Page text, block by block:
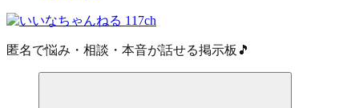
匿名で悩み・相談・本音が話せる掲示板🎵